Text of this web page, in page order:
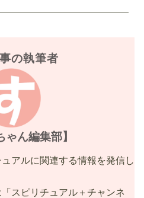
の執筆者
ゃん編集部】
アルに関連する情報を発信し
スピリチュアル＋チャンネ